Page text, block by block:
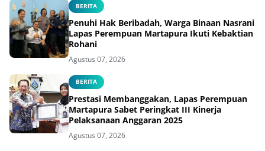
BERITA
Penuhi Hak Beribadah, Warga Binaan Nasrani
Lapas Perempuan Martapura Ikuti Kebaktian
Rohani
Agustus 07, 2026
BERITA
Prestasi Membanggakan, Lapas Perempuan
Martapura Sabet Peringkat III Kinerja
Pelaksanaan Anggaran 2025
Agustus 07, 2026